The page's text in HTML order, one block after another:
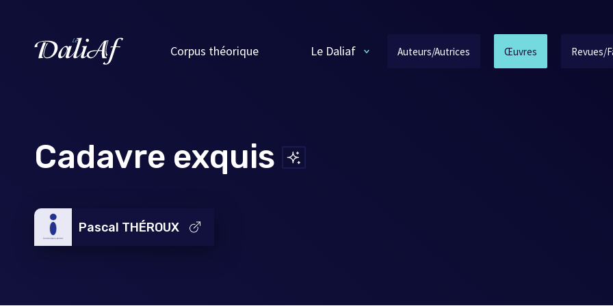
Corpus théorique Le Daliaf Auteurs/Autrices Œuvres Revues/
Cadavre exquis
Pascal THÉROUX